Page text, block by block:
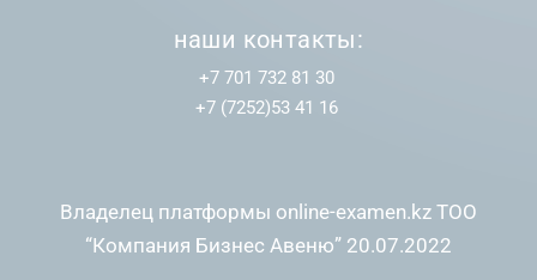
наши контакты:
+7 701 732 81 30
+7 (7252)53 41 16
Владелец платформы online-examen.kz ТОО
“Компания Бизнес Авеню” 20.07.2022